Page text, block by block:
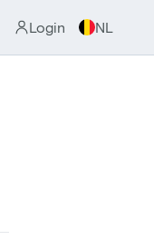
Login NL